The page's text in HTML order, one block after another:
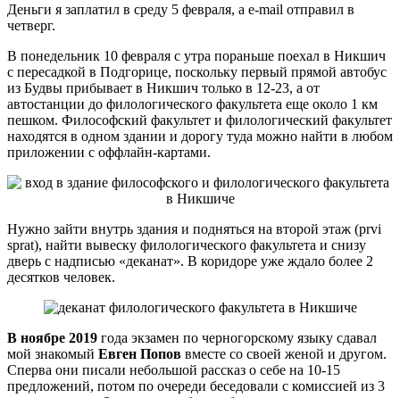
Деньги я заплатил в среду 5 февраля, а e-mail отправил в
четверг.
В понедельник 10 февраля с утра пораньше поехал в Никшич
с пересадкой в Подгорице, поскольку первый прямой автобус
из Будвы прибывает в Никшич только в 12-23, а от
автостанции до филологического факультета еще около 1 км
пешком. Философский факультет и филологический факультет
находятся в одном здании и дорогу туда можно найти в любом
приложении с оффлайн-картами.
Нужно зайти внутрь здания и подняться на второй этаж (prvi
sprat), найти вывеску филологического факультета и снизу
дверь с надписью «деканат». В коридоре уже ждало более 2
десятков человек.
В ноябре 2019 года экзамен по черногорскому языку сдавал
мой знакомый Евген Попов вместе со своей женой и другом.
Сперва они писали небольшой рассказ о себе на 10-15
предложений, потом по очереди беседовали с комиссией из 3